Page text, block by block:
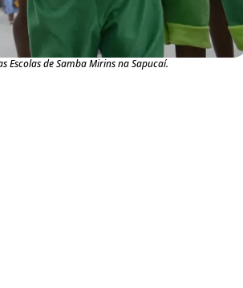
Escolas de Samba Mirins na Sapucaí.